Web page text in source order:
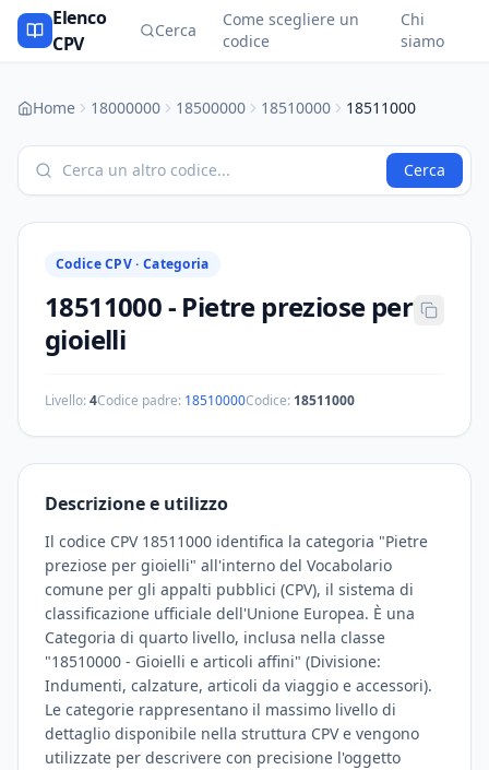
Elenco
CPV
Cerca
Come scegliere un
codice
Chi
siamo
Home 18000000 18500000 18510000 18511000
Cerca
Codice CPV · Categoria
18511000- Pietre preziose per
gioielli
Livello:4Codice padre: 18510000Codice: 18511000
Descrizione e utilizzo
Il codice CPV 18511000 identifica la categoria "Pietre
preziose per gioielli" all'interno del Vocabolario
comune per gli appalti pubblici (CPV), il sistema di
classificazione ufficiale dell'Unione Europea. È una
Categoria di quarto livello, inclusa nella classe
"18510000 - Gioielli e articoli affini" (Divisione:
Indumenti, calzature, articoli da viaggio e accessori).
Le categorie rappresentano il massimo livello di
dettaglio disponibile nella struttura CPV e vengono
utilizzate per descrivere con precisione l'oggetto